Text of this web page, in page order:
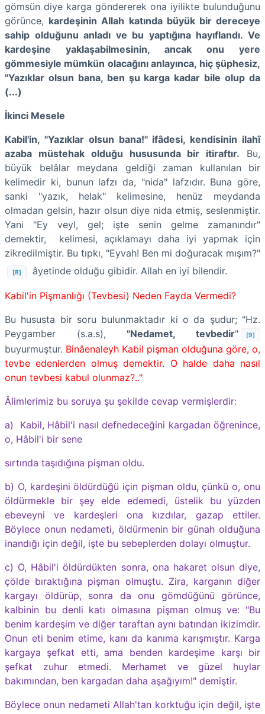
gömsün diye karga göndererek ona iyilikte bulunduğunu
görünce, kardeşinin Allah katında büyük bir dereceye
sahip olduğunu anladı ve bu yaptığına hayıflandı. Ve
kardeşine yaklaşabilmesinin, ancak onu yere
gömmesiyle mümkün olacağını anlayınca, hiç şüphesiz,
"Yazıklar olsun bana, ben şu karga kadar bile olup da
(...)
İkinci Mesele
Kabil'in, "Yazıklar olsun bana!" ifâdesi, kendisinin ilahî
azaba müstehak olduğu hususunda bir itiraftır. Bu,
büyük belâlar meydana geldiği zaman kullanılan bir
kelimedir ki, bunun lafzı da, "nida" lafzıdır. Buna göre,
sanki "yazık, helak" kelimesine, henüz meydanda
olmadan gelsin, hazır olsun diye nida etmiş, seslenmiştir.
Yani "Ey veyl, gel; işte senin gelme zamanındır"
demektir, kelimesi, açıklamayı daha iyi yapmak için
zikredilmiştir. Bu tıpkı, "Eyvah! Ben mi doğuracak mışım?"
[8] âyetinde olduğu gibidir. Allah en iyi bilendir.
Kabil'in Pişmanlığı (Tevbesi) Neden Fayda Vermedi?
Bu hususta bir soru bulunmaktadır ki o da şudur; "Hz.
Peygamber (s.a.s),"Nedamet, tevbedir" [9]
buyurmuştur. Binâenaleyh Kabil pişman oldu­ğuna göre, o,
tevbe edenlerden olmuş demektir. O halde daha nasıl
onun tevbesi kabul olunmaz?.."
Âlimlerimiz bu soruya şu şekilde cevap vermişlerdir:
a) Kabil, Hâbil'i nasıl defnedeceğini kargadan öğrenince,
o, Hâbil'i bir sene
sırtında taşıdığına pişman oldu.
b) O, kardeşini öldürdüğü için pişman oldu, çünkü o, onu
öldürmekle bir şey elde edemedi, üstelik bu yüzden
ebeveyni ve kardeşleri ona kızdılar, gazap ettiler.
Böylece onun nedameti, öldürmenin bir günah olduğuna
inandığı için değil, işte bu sebeplerden dolayı olmuştur.
c) O, Hâbil'i öldürdükten sonra, ona hakaret olsun diye,
çölde bıraktığına pişman olmuştu. Zira, karganın diğer
kargayı öldürüp, sonra da onu gömdüğünü görünce,
kalbinin bu denli katı olmasına pişman olmuş ve: "Bu
benim kardeşim ve diğer taraftan aynı batından ikizimdir.
Onun eti benim etime, kanı da kanıma karışmıştır. Karga
kargaya şefkat etti, ama benden kardeşime karşı bir
şefkat zuhur etmedi. Merhamet ve güzel huylar
bakımından, ben kargadan daha aşağıyım!" demiştir.
Böylece onun nedameti Allah'tan korktuğu için değil, işte